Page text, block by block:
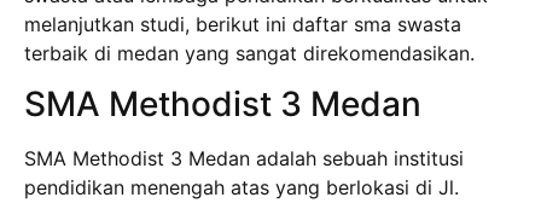
melanjutkan studi, berikut ini daftar sma swasta
terbaik di medan yang sangat direkomendasikan.
SMA Methodist 3 Medan
SMA Methodist 3 Medan adalah sebuah institusi
pendidikan menengah atas yang berlokasi di Jl.